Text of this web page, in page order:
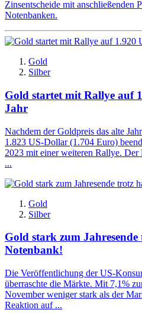
Zinsentscheide mit anschließenden
Notenbanken.
Gold
Silber
Gold startet mit Rallye auf
Jahr
Nachdem der Goldpreis das alte
1.823 US-Dollar (1.704 Euro)
2023 mit einer weiteren Rallye. Der
...
Gold
Silber
Gold stark zum
Notenbank!
Die Veröffentlichung der US-
überraschte die Märkte. Mit 7,1%
November weniger stark als der
Reaktion auf ...